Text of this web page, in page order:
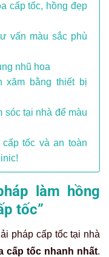
cấp tốc, hồng đẹp
vấn màu sắc phù
nhũ hoa
xăm bằng thiết bị
tại nhà để màu
tốc và an toàn
làm hồng
tốc”
pháp cấp tốc tại nhà
cấp tốc nhanh nhất.